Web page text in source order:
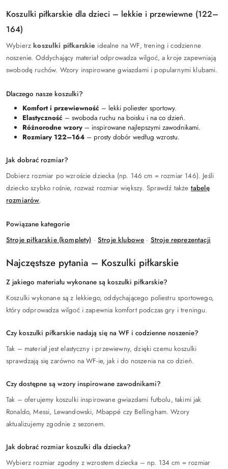
Koszulki piłkarskie dla dzieci – lekkie i przewiewne (122–
164)
Wybierzkoszulki piłkarskie idealne na WF, trening i codzienne
noszenie. Oddychający materiał odprowadza wilgoć, a kroje zapewniają
swobodę ruchów. Wzory inspirowane gwiazdami i popularnymi klubami.
Dlaczego nasze koszulki?
Komfort i przewiewność – lekki poliester sportowy.
Elastyczność – swoboda ruchu na boisku i na co dzień.
Różnorodne wzory – inspirowane najlepszymi zawodnikami.
Rozmiary 122–164 – prosty dobór według wzrostu.
Jak dobrać rozmiar?
Dobierz rozmiar po wzroście dziecka (np. 146 cm = rozmiar 146). Jeśli
dziecko szybko rośnie, rozważ rozmiar większy. Sprawdź także tabelę
rozmiarów.
Powiązane kategorie
Stroje piłkarskie (komplety) · Stroje klubowe · Stroje reprezentacji
Najczęstsze pytania – Koszulki piłkarskie
Z jakiego materiału wykonane są koszulki piłkarskie?
Koszulki wykonane są z lekkiego, oddychającego poliestru sportowego,
który odprowadza wilgoć i zapewnia komfort podczas gry i treningu.
Czy koszulki piłkarskie nadają się na WF i codzienne noszenie?
Tak – materiał jest elastyczny i przewiewny, dzięki czemu koszulki
sprawdzają się zarówno na WF-ie, jak i do noszenia na co dzień.
Czy dostępne są wzory inspirowane zawodnikami?
Tak – oferujemy koszulki inspirowane gwiazdami futbolu, takimi jak
Ronaldo, Messi, Lewandowski, Mbappé czy Bellingham. Wzory
aktualizujemy zgodnie z sezonem.
Jak dobrać rozmiar koszulki dla dziecka?
Wybierz rozmiar zgodny z wzrostem dziecka – np. 134 cm = rozmiar